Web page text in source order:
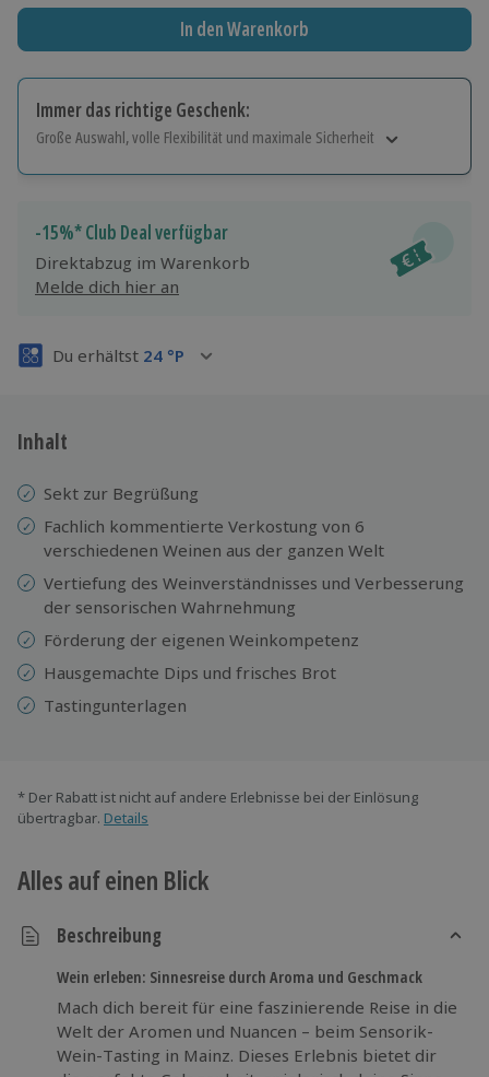
In den Warenkorb
Immer das richtige Geschenk:
Große Auswahl, volle Flexibilität und maximale Sicherheit
Jeder Gutschein für alle Erlebnisse einlösbar.
Maximale Sicherheit
3 Jahre gültig & verlängerbar.
-15%* Club Deal verfügbar
Direktabzug im Warenkorb
Melde dich hier an
Du erhältst 24 °P
Inhalt
Sekt zur Begrüßung
Fachlich kommentierte Verkostung von 6
verschiedenen Weinen aus der ganzen Welt
Vertiefung des Weinverständnisses und Verbesserung
der sensorischen Wahrnehmung
Förderung der eigenen Weinkompetenz
Hausgemachte Dips und frisches Brot
Tastingunterlagen
* Der Rabatt ist nicht auf andere Erlebnisse bei der Einlösung
übertragbar. Details
Alles auf einen Blick
Beschreibung
Wein erleben: Sinnesreise durch Aroma und Geschmack
Mach dich bereit für eine faszinierende Reise in die
Welt der Aromen und Nuancen – beim Sensorik-
Wein-Tasting in Mainz. Dieses Erlebnis bietet dir